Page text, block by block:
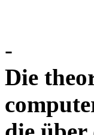
-
Die